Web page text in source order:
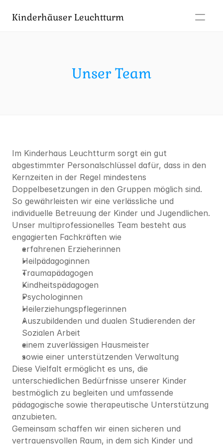
Kinderhäuser Leuchtturm
Unser Team
Im Kinderhaus Leuchtturm sorgt ein gut
abgestimmter Personalschlüssel dafür, dass in den
Kernzeiten in der Regel mindestens
Doppelbesetzungen in den Gruppen möglich sind.
So gewährleisten wir eine verlässliche und
individuelle Betreuung der Kinder und Jugendlichen.
Unser multiprofessionelles Team besteht aus
engagierten Fachkräften wie
erfahrenen Erzieherinnen
Heilpädagoginnen
Traumapädagogen
Kindheitspädagogen
Psychologinnen
Heilerziehungspflegerinnen
Auszubildenden und dualen Studierenden der
Sozialen Arbeit
einem zuverlässigen Hausmeister
sowie einer unterstützenden Verwaltung
Diese Vielfalt ermöglicht es uns, die
unterschiedlichen Bedürfnisse unserer Kinder
bestmöglich zu begleiten und umfassende
pädagogische sowie therapeutische Unterstützung
anzubieten.
Gemeinsam schaffen wir einen sicheren und
vertrauensvollen Raum, in dem sich Kinder und